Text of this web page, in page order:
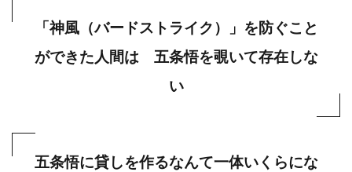
「神風（バードストライク）」を防ぐこと
ができた人間は 五条悟を覗いて存在しな
い
五条悟に貸しを作るなんて一体いくらにな